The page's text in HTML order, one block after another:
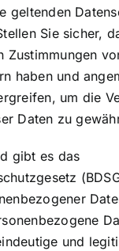
geltenden
Sie sicher,
Zustimmungen
haben und
um die
Daten zu
gibt es das
und